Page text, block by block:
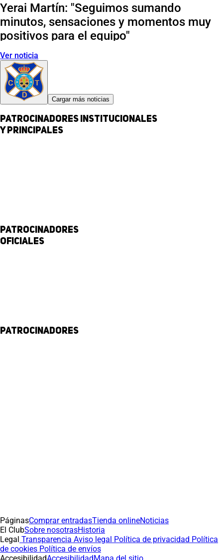
Yerai Martín: "Seguimos sumando
minutos, sensaciones y momentos muy
positivos para el equipo"
Ver noticia
Cargar más noticias
Patrocinadores institucionales
y principales
Patrocinadores
Oficiales
Patrocinadores
PáginasComprar entradasTienda onlineNoticias
El ClubSobre nosotrasHistoria
Legal Transparencia Aviso legal Política de privacidad Política
de cookies Política de envíos